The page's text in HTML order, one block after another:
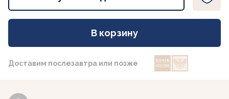
В корзину
Доставим послезавтра или позже